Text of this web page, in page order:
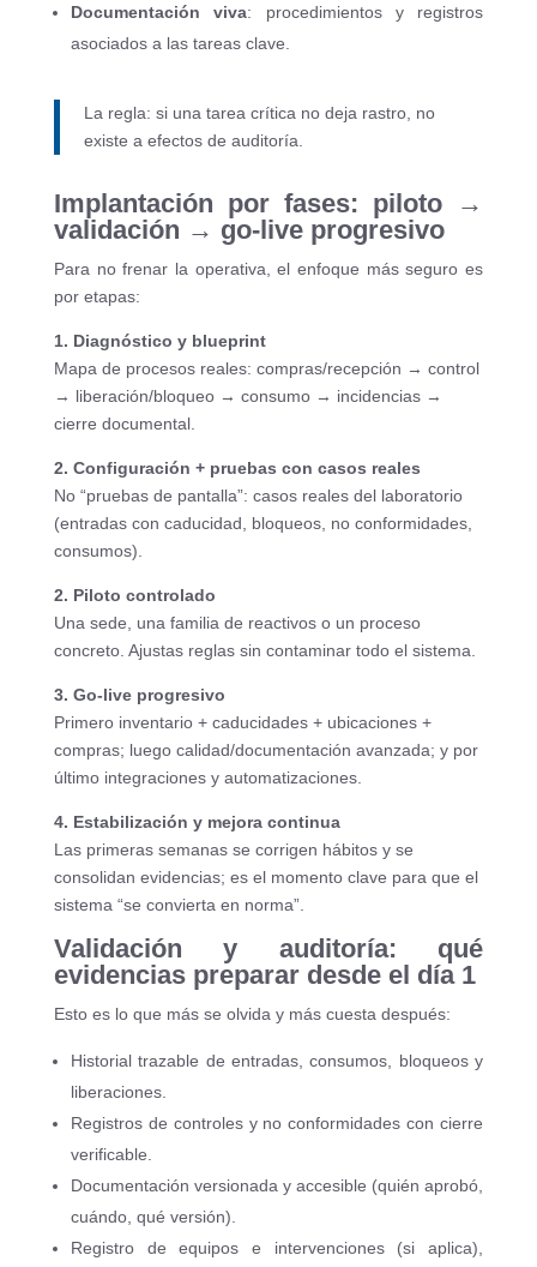
Documentación viva: procedimientos y registros
asociados a las tareas clave.
La regla: si una tarea crítica no deja rastro, no
existe a efectos de auditoría.
Implantación por fases: piloto →
validación → go-live progresivo
Para no frenar la operativa, el enfoque más seguro es
por etapas:
1. Diagnóstico y blueprint
Mapa de procesos reales: compras/recepción → control
→ liberación/bloqueo → consumo → incidencias →
cierre documental.
2. Configuración + pruebas con casos reales
No “pruebas de pantalla”: casos reales del laboratorio
(entradas con caducidad, bloqueos, no conformidades,
consumos).
2. Piloto controlado
Una sede, una familia de reactivos o un proceso
concreto. Ajustas reglas sin contaminar todo el sistema.
3. Go-live progresivo
Primero inventario + caducidades + ubicaciones +
compras; luego calidad/documentación avanzada; y por
último integraciones y automatizaciones.
4. Estabilización y mejora continua
Las primeras semanas se corrigen hábitos y se
consolidan evidencias; es el momento clave para que el
sistema “se convierta en norma”.
Validación y auditoría: qué
evidencias preparar desde el día 1
Esto es lo que más se olvida y más cuesta después:
Historial trazable de entradas, consumos, bloqueos y
liberaciones.
Registros de controles y no conformidades con cierre
verificable.
Documentación versionada y accesible (quién aprobó,
cuándo, qué versión).
Registro de equipos e intervenciones (si aplica),